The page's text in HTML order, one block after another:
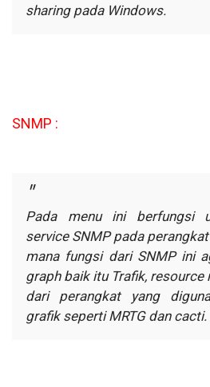
sharing pada Windows.
SNMP :
Pada menu ini berfungsi
service SNMP pada
mana fungsi dari SNMP ini
graph baik itu Trafik, resource
dari perangkat yang
grafik seperti MRTG dan cacti.